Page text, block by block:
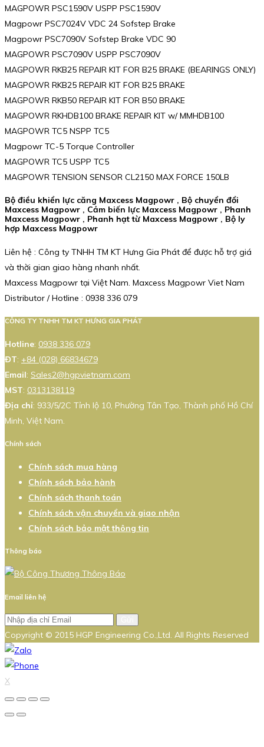
MAGPOWR PSC1590V USPP PSC1590V
Magpowr PSC7024V VDC 24 Sofstep Brake
Magpowr PSC7090V Sofstep Brake VDC 90
MAGPOWR PSC7090V USPP PSC7090V
MAGPOWR RKB25 REPAIR KIT FOR B25 BRAKE (BEARINGS ONLY)
MAGPOWR RKB25 REPAIR KIT FOR B25 BRAKE
MAGPOWR RKB50 REPAIR KIT FOR B50 BRAKE
MAGPOWR RKHDB100 BRAKE REPAIR KIT w/ MMHDB100
MAGPOWR TC5 NSPP TC5
Magpowr TC-5 Torque Controller
MAGPOWR TC5 USPP TC5
MAGPOWR TENSION SENSOR CL2150 MAX FORCE 150LB
Bộ điều khiển lực căng Maxcess Magpowr , Bộ chuyển đổi
Maxcess Magpowr , Cảm biến lực Maxcess Magpowr , Phanh
Maxcess Magpowr , Phanh hạt từ Maxcess Magpowr , Bộ ly
hợp Maxcess Magpowr
Liên hệ : Công ty TNHH TM KT Hưng Gia Phát để được hỗ trợ giá
và thời gian giao hàng nhanh nhất.
Maxcess Magpowr tại Việt Nam. Maxcess Magpowr Viet Nam
Distributor / Hotline : 0938 336 079
CÔNG TY TNHH TM KT HƯNG GIA PHÁT
Hotline: 0938 336 079
ĐT: +84 (028) 66834679
Email: Sales2@hgpvietnam.com
MST: 0313138119
Địa chỉ: 933/5/2C Tỉnh lộ 10, Phường Tân Tạo, Thành phố Hồ Chí
Minh, Việt Nam.
Chính sách
Chính sách mua hàng
Chính sách bảo hành
Chính sách thanh toán
Chính sách vận chuyển và giao nhận
Chính sách bảo mật thông tin
Thông báo
Email liên hệ
Copyright © 2015 HGP Engineering Co.,Ltd. All Rights Reserved
X